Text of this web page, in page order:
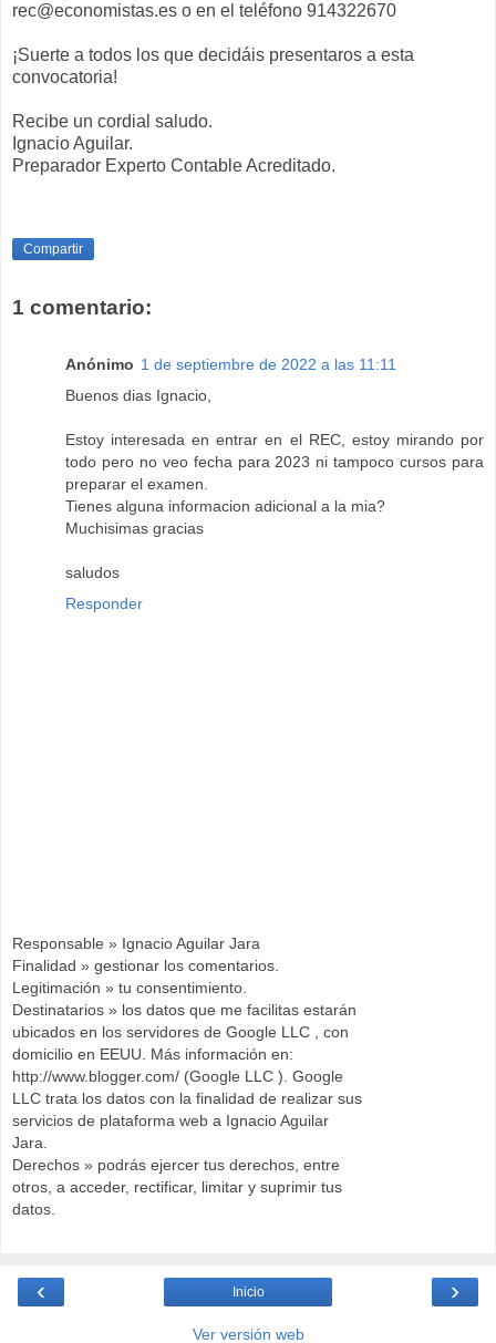
rec@economistas.es o en el teléfono 914322670
¡Suerte a todos los que decidáis presentaros a esta
convocatoria!
Recibe un cordial saludo.
Ignacio Aguilar.
Preparador Experto Contable Acreditado.
Compartir
1 comentario:
Anónimo 1 de septiembre de 2022 a las 11:11
Buenos dias Ignacio,
Estoy interesada en entrar en el REC, estoy mirando por
todo pero no veo fecha para 2023 ni tampoco cursos para
preparar el examen.
Tienes alguna informacion adicional a la mia?
Muchisimas gracias
saludos
Responder
Responsable » Ignacio Aguilar Jara
Finalidad » gestionar los comentarios.
Legitimación » tu consentimiento.
Destinatarios » los datos que me facilitas estarán
ubicados en los servidores de Google LLC , con
domicilio en EEUU. Más información en:
http://www.blogger.com/ (Google LLC ). Google
LLC trata los datos con la finalidad de realizar sus
servicios de plataforma web a Ignacio Aguilar
Jara.
Derechos » podrás ejercer tus derechos, entre
otros, a acceder, rectificar, limitar y suprimir tus
datos.
‹ ›
Inicio
Ver versión web